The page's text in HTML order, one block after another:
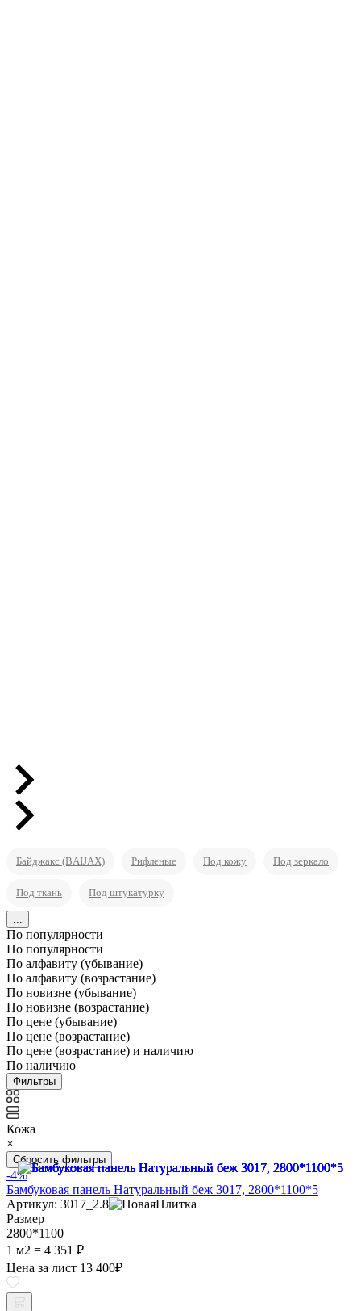
Байджакс (BAIJAX) Рифленые Под кожу Под зеркало
Под ткань Под штукатурку
...
По популярности
По популярности
По алфавиту (убывание)
По алфавиту (возрастание)
По новизне (убывание)
По новизне (возрастание)
По цене (убывание)
По цене (возрастание)
По цене (возрастание) и наличию
По наличию
Фильтры
Кожа
×
Сбросить фильтры
-4%
Бамбуковая панель Натуральный беж 3017, 2800*1100*5
Артикул: 3017_2.8
Размер
2800*1100
1 м2 = 4 351 ₽
Цена за лист 13 400₽